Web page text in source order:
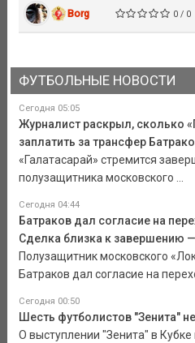
Borg 0 / 0
ФУТБОЛЬНЫЕ НОВОСТИ
Сегодня 05:05
Журналист раскрыл, сколько
заплатить за трансфер
«Галатасарай» стремится
полузащитника московского ...
Сегодня 04:44
Батраков дал согласие на
Сделка близка к завершению
Полузащитник московского
Батраков дал согласие на
Сегодня 00:50
Шесть футболистов "Зенита"
О выступлении "Зенита" в